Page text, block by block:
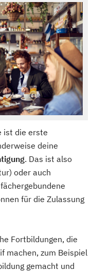
ist die erste
deine
. Das ist also
oder auch
für die Zulassung
Fortbildungen, die
machen, zum Beispiel
gemacht und